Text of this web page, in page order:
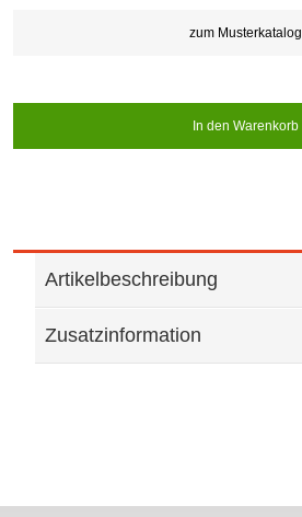
zum Musterkatalog
In den Warenkorb
Artikelbeschreibung
Zusatzinformation